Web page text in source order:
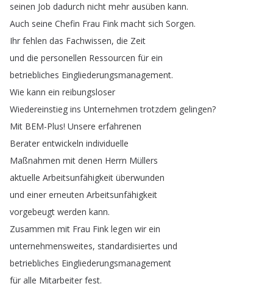
seinen Job dadurch nicht mehr ausüben kann.
Auch seine Chefin Frau Fink macht sich Sorgen.
Ihr fehlen das Fachwissen, die Zeit
und die personellen Ressourcen für ein
betriebliches Eingliederungsmanagement.
Wie kann ein reibungsloser
Wiedereinstieg ins Unternehmen trotzdem gelingen?
Mit BEM-Plus! Unsere erfahrenen
Berater entwickeln individuelle
Maßnahmen mit denen Herrn Müllers
aktuelle Arbeitsunfähigkeit überwunden
und einer erneuten Arbeitsunfähigkeit
vorgebeugt werden kann.
Zusammen mit Frau Fink legen wir ein
unternehmensweites, standardisiertes und
betriebliches Eingliederungsmanagement
für alle Mitarbeiter fest.